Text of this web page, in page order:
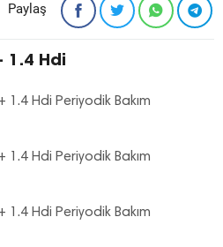
Paylaş
1.4 Hdi
Hdi Periyodik Bakım
Hdi Periyodik Bakım
Hdi Periyodik Bakım